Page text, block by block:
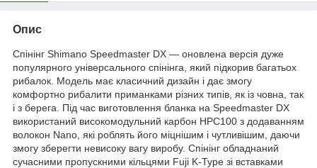
Опис
Спінінг Shimano Speedmaster DX — оновлена версія дуже
популярного універсального спінінга, який підкорив багатьох
рибалок. Модель має класичний дизайн і дає змогу
комфортно рибалити приманками різних типів, як із човна, так
і з берега. Під час виготовлення бланка на Speedmaster DX
використаний високомодульний карбон HPC100 з додаванням
волокон Nano, які роблять його міцнішим і чутливішим, даючи
змогу зберегти невисоку вагу виробу. Спінінг обладнаний
сучасними пропускними кільцями Fuji K-Type зі вставками